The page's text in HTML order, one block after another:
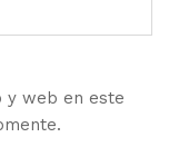
y web en este